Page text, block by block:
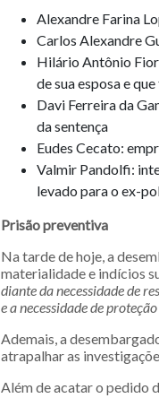
Alexandre Farina
Carlos Alexandre
Hilário Antônio
de sua esposa e
Davi Ferreira da
da sentença
Eudes Cecato:
Valmir Pandolfi:
levado para o ex-
Prisão preventiva
Na tarde de hoje, a
materialidade e indícios
diante da necessidade de
e a necessidade de
Ademais, a
atrapalhar as
Além de acatar o pedido